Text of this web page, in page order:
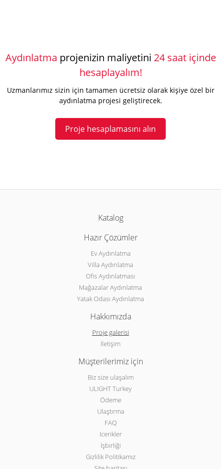
Aydınlatma projenizin maliyetini 24 saat içinde
hesaplayalım!
Uzmanlarımız sizin için tamamen ücretsiz olarak kişiye özel bir
aydınlatma projesi geliştirecek.
Proje hesaplamasını alın
Katalog
Hazır Çözümler
Ev Aydınlatma
Villa Aydınlatma
Ofis Aydınlatması
Mağazalar Aydınlatma
Yatak Odası Aydınlatma
Hakkımızda
Proje galerisi
İletişim
Müşterilerimiz için
Biz size ulaşalım
ULIGHT Turkey
Ödeme
Ulaştırma
FAQ
Icerikler
İşbirliği
Gizlilik Politikamız